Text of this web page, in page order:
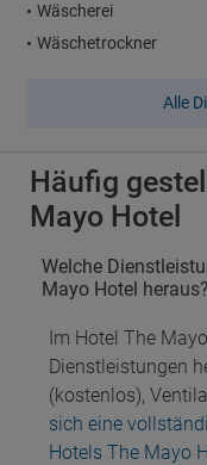
Wäscherei
Wäschetrockner
Alle
Häufig
Mayo Hotel
Welche
Mayo Hotel heraus?
Im Hotel The
Dienstleistungen
(kostenlos),
sich eine
Hotels The Mayo